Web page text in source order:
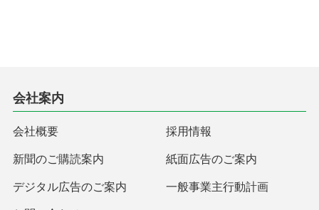
会社案内
会社概要 採用情報
新聞のご購読案内 紙面広告のご案内
デジタル広告のご案内 一般事業主行動計画